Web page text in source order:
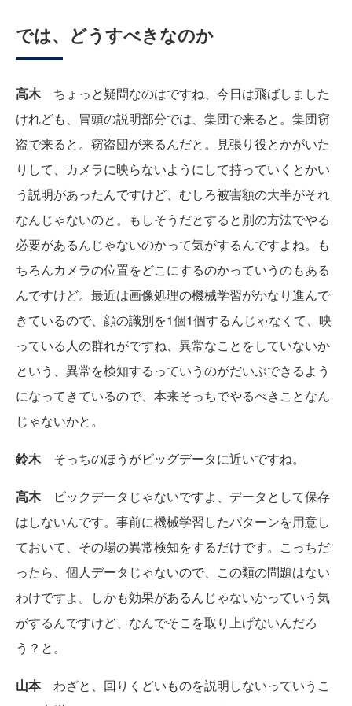
では、どうすべきなのか
高木 ちょっと疑問なのはですね、今日は飛ばしました
けれども、冒頭の説明部分では、集団で来ると。集団窃
盗で来ると。窃盗団が来るんだと。見張り役とかがいた
りして、カメラに映らないようにして持っていくとかい
う説明があったんですけど、むしろ被害額の大半がそれ
なんじゃないのと。もしそうだとすると別の方法でやる
必要があるんじゃないのかって気がするんですよね。も
ちろんカメラの位置をどこにするのかっていうのもある
んですけど。最近は画像処理の機械学習がかなり進んで
きているので、顔の識別を1個1個するんじゃなくて、映
っている人の群れがですね、異常なことをしていないか
という、異常を検知するっていうのがだいぶできるよう
になってきているので、本来そっちでやるべきことなん
じゃないかと。
鈴木 そっちのほうがビッグデータに近いですね。
高木
ビックデータじゃないですよ、データとして保存
はしないんです。事前に機械学習したパターンを用意し
ておいて、その場の異常検知をするだけです。こっちだ
ったら、個人データじゃないので、この類の問題はない
わけですよ。しかも効果があるんじゃないかっていう気
がするんですけど、なんでそこを取り上げないんだろ
う？と。
山本 わざと、回りくどいものを説明しないっていうこ